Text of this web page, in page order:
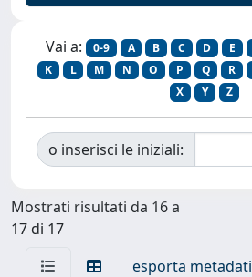
Vai a: 0-9 A B C D E
K
L M N O P Q R
X
Y Z
o inserisci le iniziali:
Mostrati risultati da 16 a
17 di 17
esporta metadati